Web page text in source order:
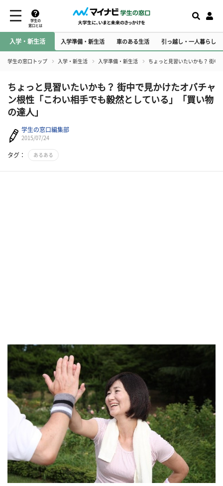
学生の
窓口とは
入学・新生活 入学準備・新生活 車のある生活 引っ越し・一人暮らし
学生の窓口トップ 入学・新生活 入学準備・新生活 ちょっと見習いたいかも？ 街中
ちょっと見習いたいかも？ 街中で見かけたオバチャ
ン根性「こわい相手でも毅然としている」「買い物
の達人」
学生の窓口編集部
2015/07/24
タグ： あるある